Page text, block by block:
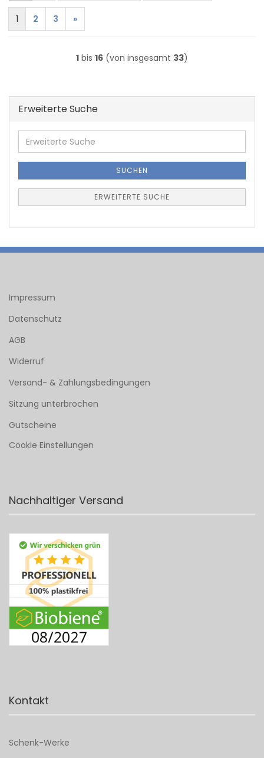
1 2 3 »
1 bis 16 (von insgesamt 33)
Erweiterte Suche
Erweiterte
Suche
SUCHEN
ERWEITERTE SUCHE
Impressum
Datenschutz
AGB
Widerruf
Versand- & Zahlungsbedingungen
Sitzung unterbrochen
Gutscheine
Cookie Einstellungen
Nachhaltiger Versand
Kontakt
Schenk-Werke